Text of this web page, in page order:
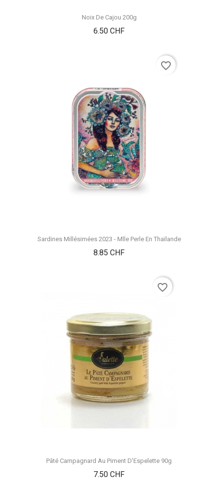
Noix De Cajou 200g
6.50 CHFPrix
Sardines Millésimées 2023 - Mlle Perle En Thaïlande
8.85 CHFPrix
favorite_border
Pâté Campagnard Au Piment D'Espelette 90g
7.50 CHFPrix
favorite_border